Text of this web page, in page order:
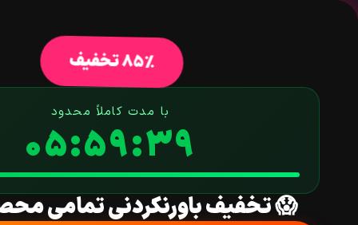
85% تخفیف
با مدت کاملاً محدود
05:59:38
😱 تخفیف باورنکردنی تمامی
افزونه وردپرس
چگونه مشکل
خانه/